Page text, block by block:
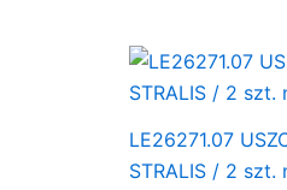
LE26271.07
STRALIS / 2